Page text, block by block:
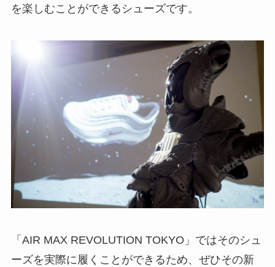
を楽しむことができるシューズです。
「AIR MAX REVOLUTION TOKYO」ではそのシュ
ーズを実際に履くことができるため、ぜひその新